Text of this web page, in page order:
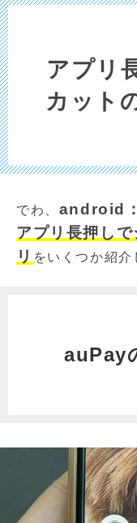
アプリ
カット
でわ、 android
アプリ長押し
リ をいくつか紹介
auPay